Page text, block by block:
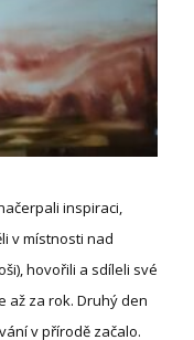
inspiraci,
v místnosti nad
hovořili a sdíleli své
až za rok. Druhý den
v přírodě začalo.